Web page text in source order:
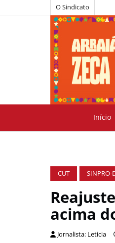
O Sindicato
Início
CUT SINPRO-
acima
Jornalista: Leticia